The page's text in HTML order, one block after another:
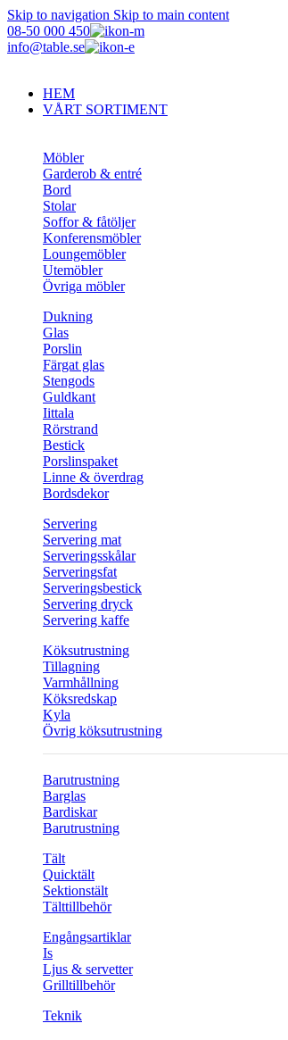
Skip to navigation Skip to main content
08-50 000 450
info@table.se
HEM
VÅRT SORTIMENT
Möbler
Garderob & entré
Bord
Stolar
Soffor & fåtöljer
Konferensmöbler
Loungemöbler
Utemöbler
Övriga möbler
Dukning
Glas
Porslin
Färgat glas
Stengods
Guldkant
Iittala
Rörstrand
Bestick
Porslinspaket
Linne & överdrag
Bordsdekor
Servering
Servering mat
Serveringsskålar
Serveringsfat
Serveringsbestick
Servering dryck
Servering kaffe
Köksutrustning
Tillagning
Varmhållning
Köksredskap
Kyla
Övrig köksutrustning
Barutrustning
Barglas
Bardiskar
Barutrustning
Tält
Quicktält
Sektionstält
Tälttillbehör
Engångsartiklar
Is
Ljus & servetter
Grilltillbehör
Teknik